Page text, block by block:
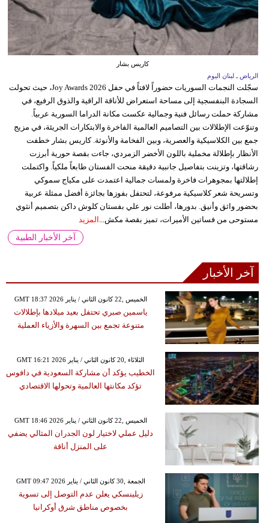
كاريس بشار
الرياض ـ لبنان اليوم
سجّلت النجمات السوريات حضوراً لافتاً في حفل Joy Awards 2026، حيث تحولت
السجادة البنفسجية إلى مساحة استعراض للأناقة الراقية والذوق الرفيع، في
مشاركة حملت رسائل فنية وجمالية عكست مكانة الدراما السورية عربياً.
وتنوّعت الإطلالات بين التصاميم العالمية الفاخرة والابتكارات الجريئة، في مزيج
جمع بين الكلاسيكية والعصرية، وبين الفخامة والأنوثة. كاريس بشار خطفت
الأنظار بإطلالة مخملية باللون الأخضر الزمردي، جاءت بقصة حورية أبرزت
رشاقتها، وتزينت بتفاصيل جانبية دقيقة منحت الفستان طابعاً ملكياً. واكتملت
إطلالتها بمجوهرات فاخرة ولمسات جمالية اعتمدت على مكياج سموكي
وتسريحة شعر كلاسيكية مرفوعة، لتحتفل بفوزها بجائزة أفضل ممثلة عربية
بحضور واثق وأنيق. بدورها، أطلت نور علي بفستان كلوش داكن بتصميم أنثوي
مستوحى من فساتين الأميرات، تميز بقصة مكش... المزيد
آخر الأخبار الطبية
آخر الأخبار
GMT 18:37 2026 الخميس ,22 كانون الثاني / يناير
ياسمين صبري تحتفل بعيد ميلادها بإطلالات
متنوعة تجمع بين السهرة والأزياء العملية
GMT 16:21 2026 الثلاثاء ,20 كانون الثاني / يناير
الخطيب يؤكد أن مشاركة السعودية في دافوس
تؤكد مكانتها العالمية وتحولها الاقتصادي
GMT 18:46 2026 الخميس ,22 كانون الثاني / يناير
دليل عملي لاختيار لون الجدران المثالي يضفي
على المنزل أناقة
GMT 09:47 2026 الجمعة ,30 كانون الثاني / يناير
زيلينسكي يعلن عدم التوصل إلى تسوية
بخصوص مناطق شرق أوكرانيا